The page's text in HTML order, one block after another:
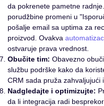
da pokrenete pametne
porudžbine promeni u
pošalje email sa uptima za
proizvod. Ovakva
ostvaruje prava vrednost.
Obučite tim: Obavezno
službu podrške kako da
CRM sada pruža zahvaljujući
Nadgledajte i optimizujte:
da li integracija radi